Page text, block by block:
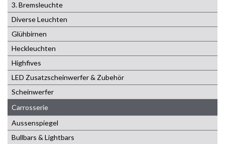
3. Bremsleuchte
Diverse Leuchten
Glühbirnen
Heckleuchten
Highfives
LED Zusatzscheinwerfer & Zubehör
Scheinwerfer
Carrosserie
Aussenspiegel
Bullbars & Lightbars